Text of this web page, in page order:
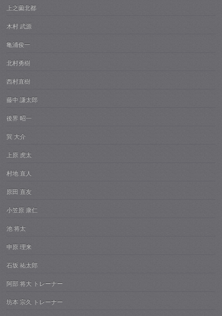
上之薗北都
木村 武源
亀浦俊一
北村勇樹
西村直樹
藤中 謙太郎
後界 昭一
巽 大介
上原 虎太
村地 直人
原田 直友
小笠原 康仁
池 将太
申原 理来
石坂 祐太郎
阿部 将大 トレーナー
坊本 宗久 トレーナー